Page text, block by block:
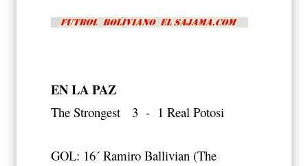
EN LA PAZ
The Strongest 3 - 1 Real Potosi
GOL: 16´ Ramiro Ballivian (The